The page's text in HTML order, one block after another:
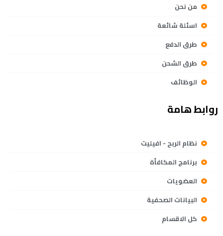
من نحن
اسئلة شائعة
طرق الدفع
طرق الشحن
الوظائف
روابط هامة
نظام الربح - افيليت
برنامج المكافأة
العضويات
البيانات الصحفية
كل الاقسام